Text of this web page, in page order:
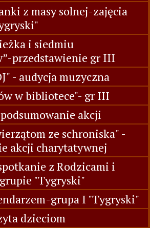
z masy solnej-zajęcia
i siedmiu
przedstawienie gr III
- audycja muzyczna
w bibliotece"- gr III
akcji
ze schroniska" -
akcji charytatywnej
z Rodzicami i
"Tygryski"
grupa I "Tygryski"
dzieciom